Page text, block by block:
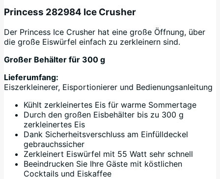
Princess 282984 Ice Crusher
Der Princess Ice Crusher hat eine große Öffnung, über
die große Eiswürfel einfach zu zerkleinern sind.
Großer Behälter für 300 g
Lieferumfang:
Eiszerkleinerer, Eisportionierer und Bedienungsanleitung
Kühlt zerkleinertes Eis für warme Sommertage
Durch den großen Eisbehälter bis zu 300 g
zerkleinertes Eis
Dank Sicherheitsverschluss am Einfülldeckel
gebrauchssicher
Zerkleinert Eiswürfel mit 55 Watt sehr schnell
Beeindrucken Sie Ihre Gäste mit köstlichen
Cocktails und Eiskaffee